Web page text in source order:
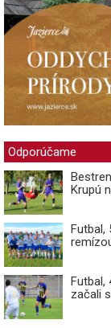
Odporúčame
Krupú
Futbal,
Futbal,
začali